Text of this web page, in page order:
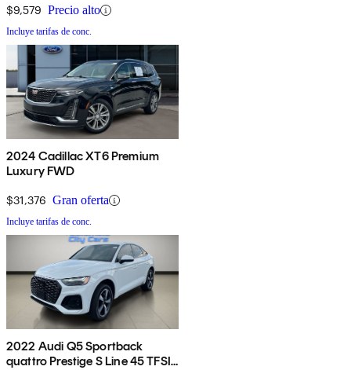
$9,579 Precio alto
Incluye tarifas de conc.
2024 Cadillac XT6 Premium
Luxury FWD
$31,376 Gran oferta
Incluye tarifas de conc.
2022 Audi Q5 Sportback
quattro Prestige S Line 45 TFSI